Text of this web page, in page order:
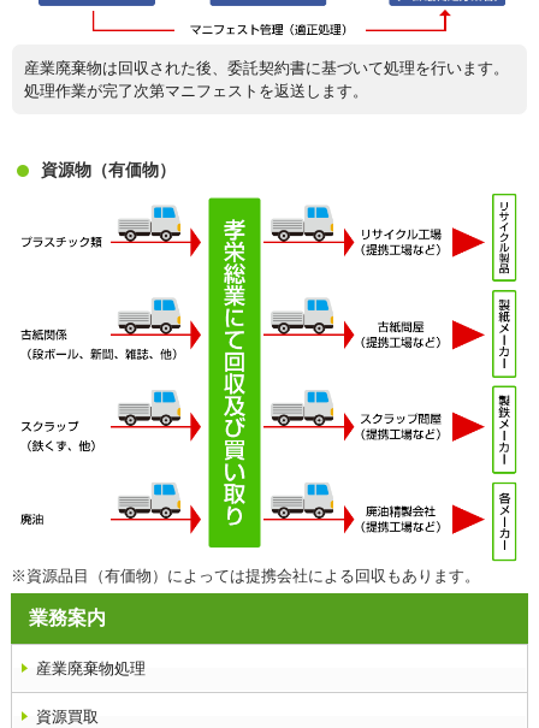
産業廃棄物は回収された後、委託契約書に基づいて処理を行います。
処理作業が完了次第マニフェストを返送します。
資源物（有価物）
※資源品目（有価物）によっては提携会社による回収もあります。
業務案内
産業廃棄物処理
資源買取